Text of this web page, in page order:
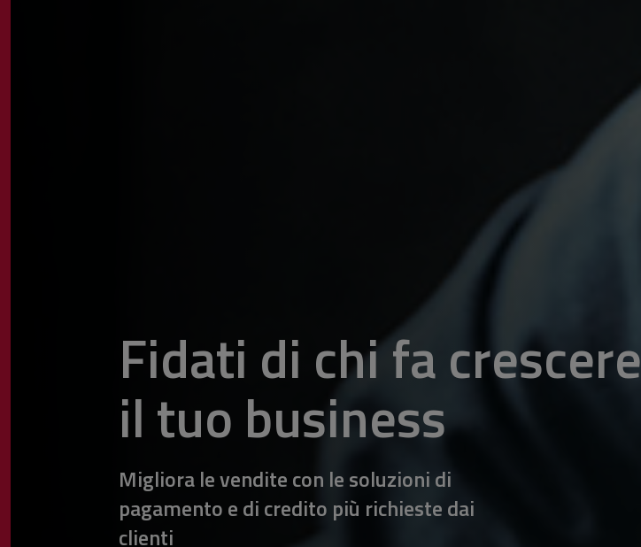
Fidati di chi fa crescere
il tuo business
Migliora le vendite con le soluzioni di
pagamento e di credito più richieste dai
clienti